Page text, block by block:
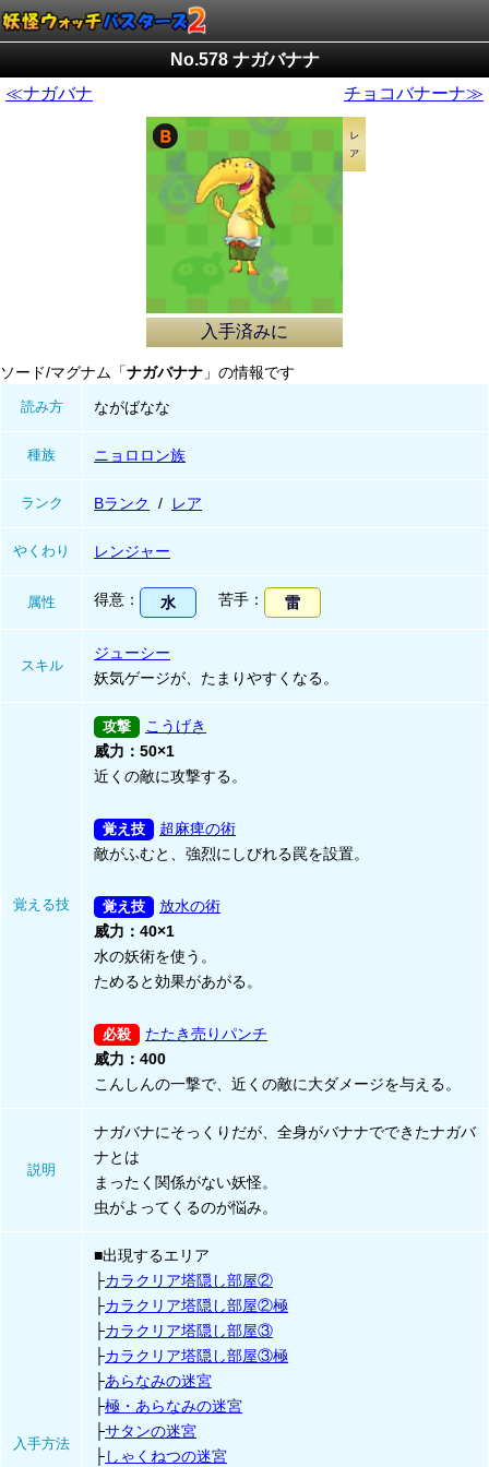
No.578 ナガバナナ
≪ナガバナ
チョコバナーナ≫
入手済みに
ソード/マグナム「 ナガバナナ 」の情報です
読み方 ながばなな
種族 ニョロロン族
ランク Bランク レア
やくわり レンジャー
属性 得意 水 苦手 雷
スキル
ジューシー
妖気ゲージが、たまりやすくなる。
覚える技
こうげき
威力：50×1
近くの敵に攻撃する。
超麻痺の術
敵がふむと、強烈にしびれる罠を設置。
放水の術
威力：40×1
水の妖術を使う。
ためると効果があがる。
たたき売りパンチ
威力：400
こんしんの一撃で、近くの敵に大ダメージを与える。
説明
ナガバナにそっくりだが、全身がバナナでできたナガバ
ナとは
まったく関係がない妖怪。
虫がよってくるのが悩み。
入手方法
■出現するエリア
├カラクリア塔隠し部屋②
├カラクリア塔隠し部屋②極
├カラクリア塔隠し部屋③
├カラクリア塔隠し部屋③極
├あらなみの迷宮
├極・あらなみの迷宮
├サタンの迷宮
├しゃくねつの迷宮